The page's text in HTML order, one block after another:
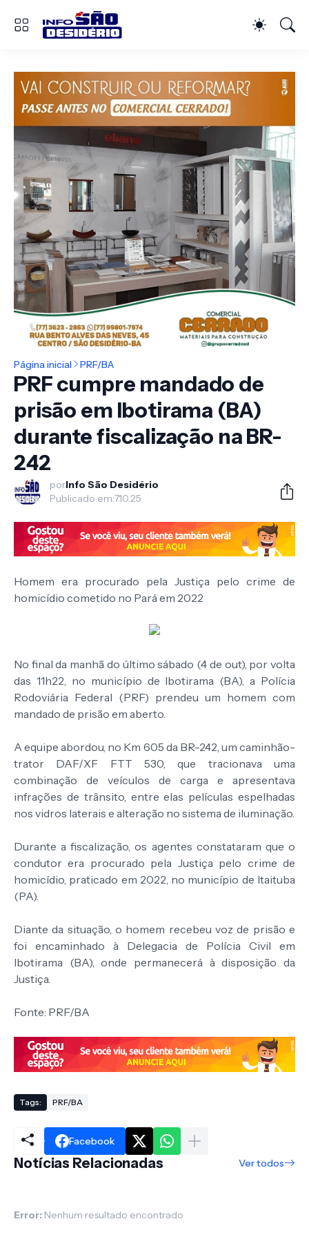
Página inicial PRF/BA
PRF cumpre mandado de
prisão em Ibotirama (BA)
durante fiscalização na BR-
242
porInfo São Desidério
Publicado em:7.10.25
Homem era procurado pela Justiça pelo crime de
homicídio cometido no Pará em 2022
No final da manhã do último sábado (4 de out), por volta
das 11h22, no município de Ibotirama (BA), a Polícia
Rodoviária Federal (PRF) prendeu um homem com
mandado de prisão em aberto.
A equipe abordou, no Km 605 da BR-242, um caminhão-
trator DAF/XF FTT 530, que tracionava uma
combinação de veículos de carga e apresentava
infrações de trânsito, entre elas películas espelhadas
nos vidros laterais e alteração no sistema de iluminação.
Durante a fiscalização, os agentes constataram que o
condutor era procurado pela Justiça pelo crime de
homicídio, praticado em 2022, no município de Itaituba
(PA).
Diante da situação, o homem recebeu voz de prisão e
foi encaminhado à Delegacia de Polícia Civil em
Ibotirama (BA), onde permanecerá à disposição da
Justiça.
Fonte: PRF/BA
Tags: PRF/BA
Facebook
Notícias Relacionadas Ver todos
Error: Nenhum resultado encontrado